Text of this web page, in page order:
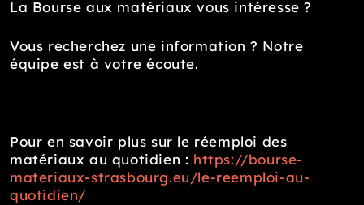
La Bourse aux matériaux vous intéresse ?
Vous recherchez une information ? Notre
équipe est à votre écoute.
Pour en savoir plus sur le réemploi des
matériaux au quotidien : https://bourse-
materiaux-strasbourg.eu/le-reemploi-au-
quotidien/